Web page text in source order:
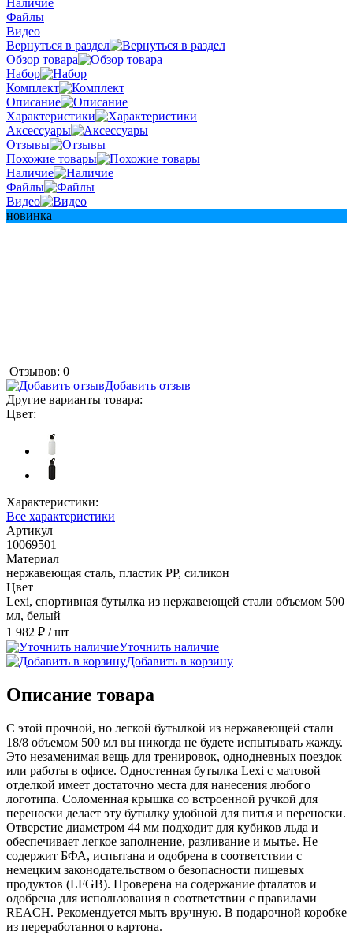
Файлы
Видео
Вернуться в раздел
Обзор товара
Набор
Комплект
Описание
Характеристики
Аксессуары
Отзывы
Похожие товары
Наличие
Файлы
Видео
новинка
Отзывов: 0
Добавить отзыв
Другие варианты товара:
Цвет:
Характеристики:
Все характеристики
Артикул
10069501
Материал
нержавеющая сталь, пластик PP, силикон
Цвет
Lexi, спортивная бутылка из нержавеющей стали объемом 500
мл, белый
1 982 ₽ / шт
Уточнить наличие
Добавить в корзину
Описание товара
С этой прочной, но легкой бутылкой из нержавеющей стали
18/8 объемом 500 мл вы никогда не будете испытывать жажду.
Это незаменимая вещь для тренировок, однодневных поездок
или работы в офисе. Одностенная бутылка Lexi с матовой
отделкой имеет достаточно места для нанесения любого
логотипа. Соломенная крышка со встроенной ручкой для
переноски делает эту бутылку удобной для питья и переноски.
Отверстие диаметром 44 мм подходит для кубиков льда и
обеспечивает легкое заполнение, разливание и мытье. Не
содержит БФА, испытана и одобрена в соответствии с
немецким законодательством о безопасности пищевых
продуктов (LFGB). Проверена на содержание фталатов и
одобрена для использования в соответствии с правилами
REACH. Рекомендуется мыть вручную. В подарочной коробке
из переработанного картона.